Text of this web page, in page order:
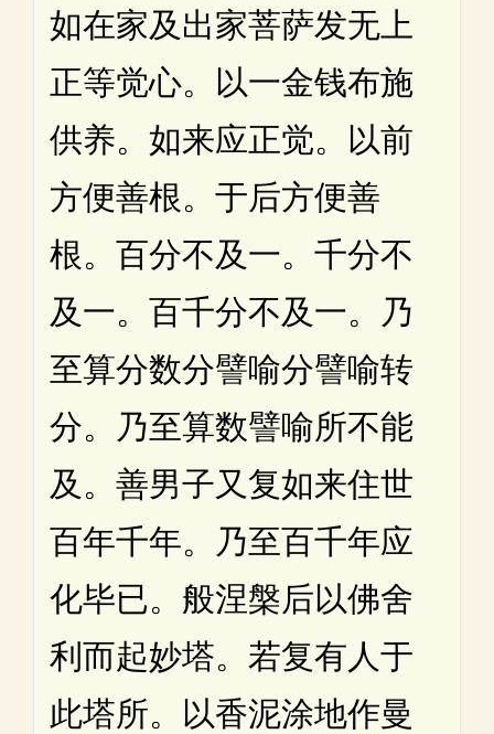
如在家及出家菩萨发无上
正等觉心。以一金钱布施
供养。如来应正觉。以前
方便善根。于后方便善
根。百分不及一。千分不
及一。百千分不及一。乃
至算分数分譬喻分譬喻转
分。乃至算数譬喻所不能
及。善男子又复如来住世
百年千年。乃至百千年应
化毕已。般涅槃后以佛舍
利而起妙塔。若复有人于
此塔所。以香泥涂地作曼